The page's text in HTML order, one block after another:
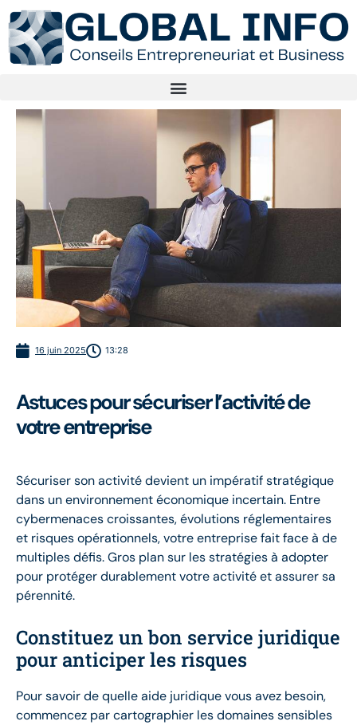
16 juin 2025 13:28
Astuces pour sécuriser l’activité de
votre entreprise
Sécuriser son activité devient un impératif stratégique
dans un environnement économique incertain. Entre
cybermenaces croissantes, évolutions réglementaires
et risques opérationnels, votre entreprise fait face à de
multiples défis. Gros plan sur les stratégies à adopter
pour protéger durablement votre activité et assurer sa
pérennité.
Constituez un bon service juridique
pour anticiper les risques
Pour savoir de quelle aide juridique vous avez besoin,
commencez par cartographier les domaines sensibles